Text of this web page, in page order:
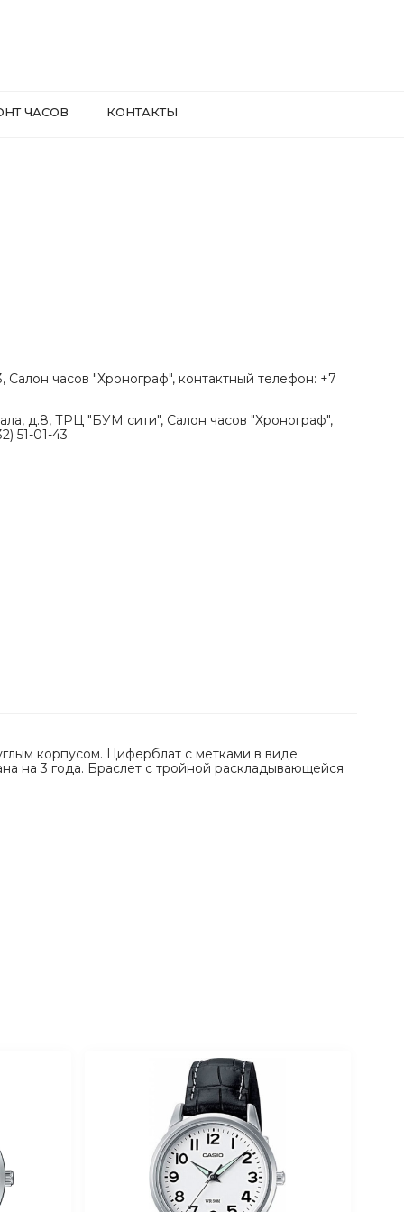
ЧАСОВ КОНТАКТЫ
Салон часов "Хронограф", контактный телефон: +7
д.8, ТРЦ "БУМ сити", Салон часов "Хронограф",
51-01-43
корпусом. Циферблат с метками в виде
на 3 года. Браслет с тройной раскладывающейся